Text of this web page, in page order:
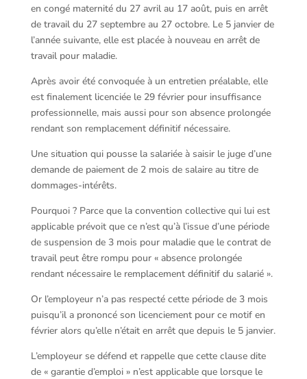
en congé maternité du 27 avril au 17 août, puis en arrêt
de travail du 27 septembre au 27 octobre. Le 5 janvier de
l’année suivante, elle est placée à nouveau en arrêt de
travail pour maladie.
Après avoir été convoquée à un entretien préalable, elle
est finalement licenciée le 29 février pour insuffisance
professionnelle, mais aussi pour son absence prolongée
rendant son remplacement définitif nécessaire.
Une situation qui pousse la salariée à saisir le juge d’une
demande de paiement de 2 mois de salaire au titre de
dommages-intérêts.
Pourquoi ? Parce que la convention collective qui lui est
applicable prévoit que ce n’est qu’à l’issue d’une période
de suspension de 3 mois pour maladie que le contrat de
travail peut être rompu pour « absence prolongée
rendant nécessaire le remplacement définitif du salarié ».
Or l’employeur n’a pas respecté cette période de 3 mois
puisqu’il a prononcé son licenciement pour ce motif en
février alors qu’elle n’était en arrêt que depuis le 5 janvier.
L’employeur se défend et rappelle que cette clause dite
de « garantie d’emploi » n’est applicable que lorsque le